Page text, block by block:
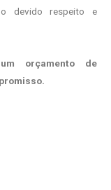
devido respeito e
orçamento de